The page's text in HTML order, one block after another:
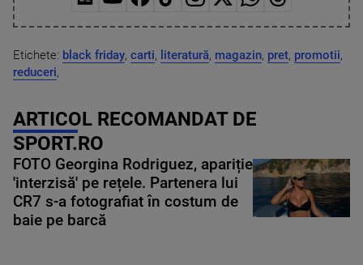
Etichete: black friday, carti, literatură, magazin, pret, promotii,
reduceri,
ARTICOL RECOMANDAT DE
SPORT.RO
FOTO Georgina Rodriguez, apariție
'interzisă' pe rețele. Partenera lui
CR7 s-a fotografiat în costum de
baie pe barcă